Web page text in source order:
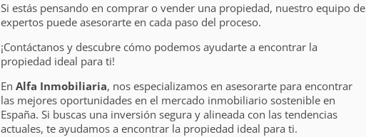
Si estás pensando en comprar o vender una propiedad, nuestro equipo de
expertos puede asesorarte en cada paso del proceso.
¡Contáctanos y descubre cómo podemos ayudarte a encontrar la
propiedad ideal para ti!
En Alfa Inmobiliaria, nos especializamos en asesorarte para encontrar
las mejores oportunidades en el mercado inmobiliario sostenible en
España. Si buscas una inversión segura y alineada con las tendencias
actuales, te ayudamos a encontrar la propiedad ideal para ti.